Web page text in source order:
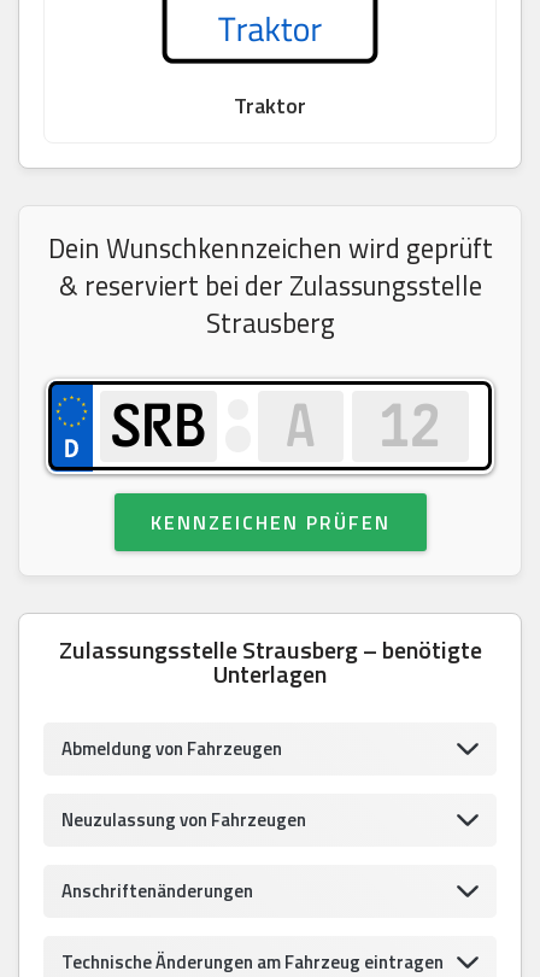
Traktor
Dein Wunschkennzeichen wird geprüft
& reserviert bei der Zulassungsstelle
Strausberg
KENNZEICHEN PRÜFEN
Zulassungsstelle Strausberg – benötigte
Unterlagen
Abmeldung von Fahrzeugen
Neuzulassung von Fahrzeugen
Anschriftenänderungen
Technische Änderungen am Fahrzeug eintragen